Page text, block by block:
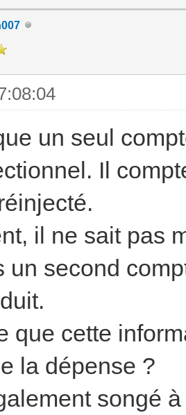
un seul
Il
il ne sait pas
un second
que cette
la dépense ?
songé